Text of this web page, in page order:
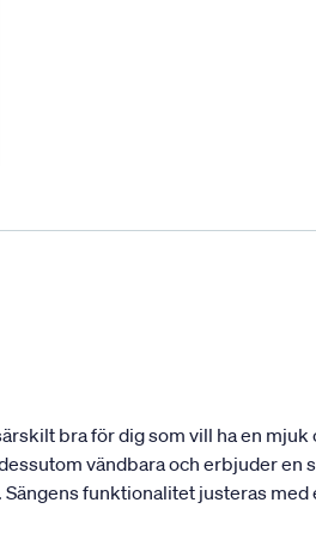
bra för dig som vill ha en mjuk
vändbara och erbjuder en
funktionalitet justeras med